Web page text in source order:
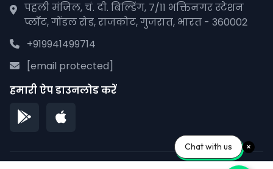
पहली मंजिल, चं. दी. बिल्डिंग, 7/11 भक्तिनगर स्टेशन
प्लॉट, गोंडल रोड, राजकोट, गुजरात, भारत - 360002
+919941499714
[email protected]
हमारी ऐप डाउनलोड करें
Chat with us